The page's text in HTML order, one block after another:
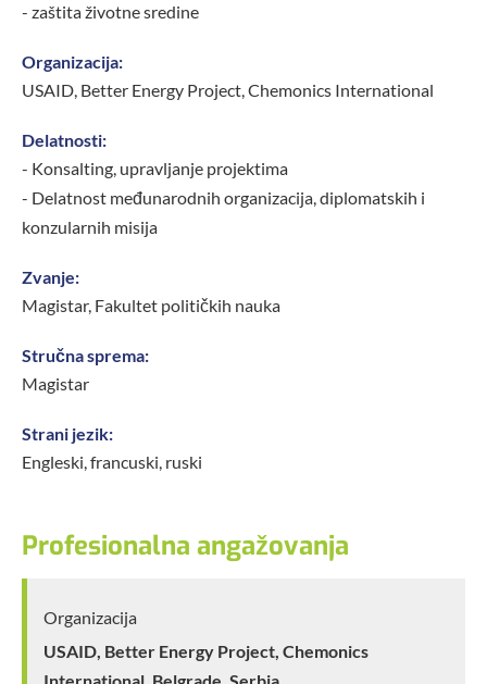
- zaštita životne sredine
Organizacija:
USAID, Better Energy Project, Chemonics International
Delatnosti:
- Konsalting, upravljanje projektima
- Delatnost međunarodnih organizacija, diplomatskih i
konzularnih misija
Zvanje:
Magistar, Fakultet političkih nauka
Stručna sprema:
Magistar
Strani jezik:
Engleski, francuski, ruski
Profesionalna angažovanja
Organizacija
USAID, Better Energy Project, Chemonics